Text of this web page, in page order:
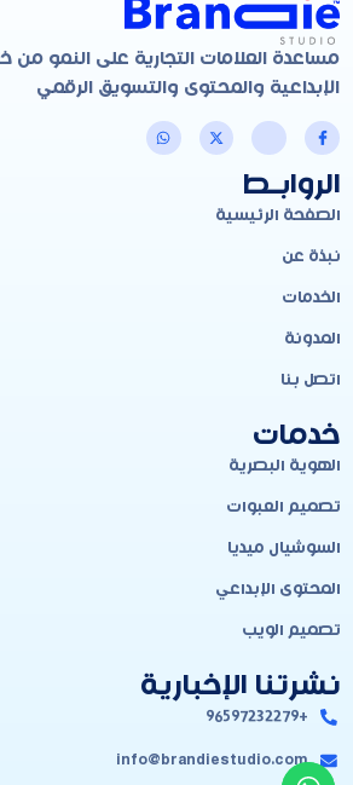
مساعدة العلامات التجارية على النمو من
الإبداعية والمحتوى والتسويق الرقمي
الروابـط
الصفحة الرئيسية
نبذة عن
الخدمات
المدونة
اتصل بنا
خدمات
الهوية البصرية
تصميم العبوات
السوشيال ميديا
المحتوى الإبداعي
تصميم الويب
نشرتنا الإخبارية
+96597232279
info@brandiestudio.com